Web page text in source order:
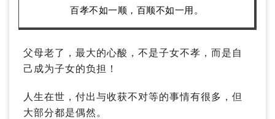
百孝不如一顺，百顺不如一用。
父母老了，最大的心酸，不是子女不孝，而是自
己成为子女的负担！
人生在世，付出与收获不对等的事情有很多，但
大部分都是偶然。